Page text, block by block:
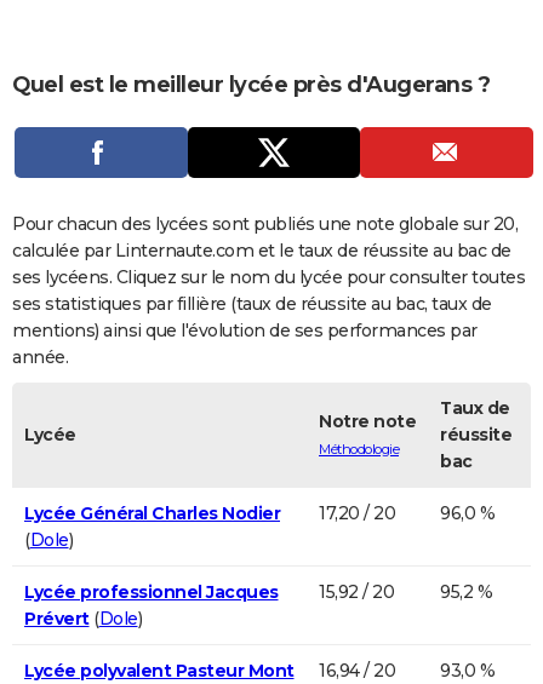
CARTE DE VOEUX
Carte de Noël
Carte Bonne année
Carte Saint-Valentin
Carte Pâques
Carte d'anniversaire
DICTIONNAIRE
COPAINS D'AVANT
S'inscrire
Se connecter
Lycées
Collèges
Primaires
Universités
Entreprises
Service militaire
Avis de recherche
AVIS DE DÉCÈS
FORUM
Quel est le meilleur lycée près d'Augerans ?
Pour chacun des lycées sont publiés une note globale sur 20,
calculée par Linternaute.com et le taux de réussite au bac de
ses lycéens. Cliquez sur le nom du lycée pour consulter toutes
ses statistiques par fillière (taux de réussite au bac, taux de
mentions) ainsi que l'évolution de ses performances par
année.
Lycée
Notre note
Méthodologie
Taux de
réussite
bac
Lycée Général Charles Nodier
(Dole)
17,20 / 20 96,0 %
Lycée professionnel Jacques
Prévert(Dole)
15,92 / 20 95,2 %
Lycée polyvalent Pasteur Mont
16,94 / 20 93,0 %